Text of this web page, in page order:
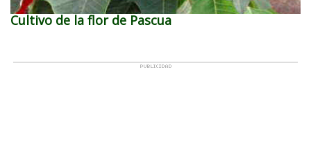
Cultivo de la flor de Pascua